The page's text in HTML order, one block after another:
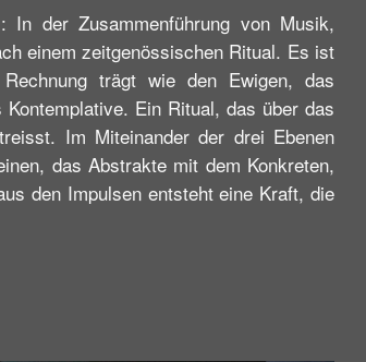
In der Zusammenführung von Musik,
einem zeitgenössischen Ritual. Es ist
trägt wie den Ewigen, das
Ein Ritual, das über das
Im Miteinander der drei Ebenen
das Abstrakte mit dem Konkreten,
den Impulsen entsteht eine Kraft, die